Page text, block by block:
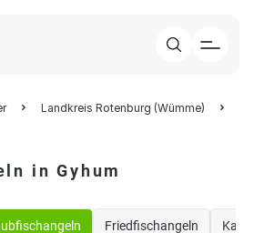
Landkreis Rotenburg (Wümme)
in Gyhum
Friedfischangeln